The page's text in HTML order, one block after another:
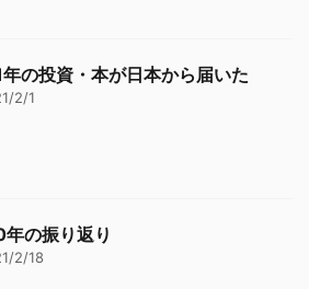
の投資・本が日本から届いた
2/1
の振り返り
2/18